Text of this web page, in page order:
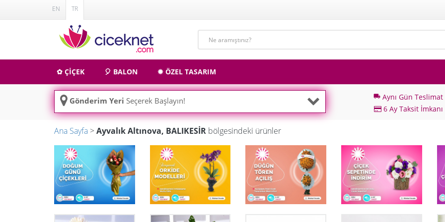
EN TR
✿ ÇİÇEK 🎈 BALON ✹ ÖZEL TASARIM
Gönderim Yeri Seçerek Başlayın! local_shipping Aynı Gün Teslimat
6 Ay Taksit İmkanı
Ana Sayfa >Ayvalık Altınova, BALIKESİR bölgesindeki ürünler